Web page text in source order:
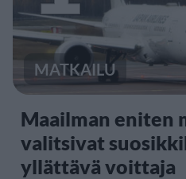
MATKAILU
Maailman eniten
valitsivat
yllättävä voittaja